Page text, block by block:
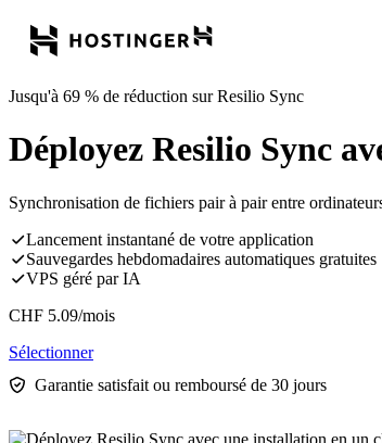
Jusqu'à 69 % de réduction sur Resilio Sync
Déployez Resilio Sync
Synchronisation de fichiers pair à pair entre
Lancement instantané de votre application
Sauvegardes hebdomadaires automatiques gratuites
VPS géré par IA
CHF 5.09/mois
Sélectionner
Garantie satisfait ou remboursé de 30 jours